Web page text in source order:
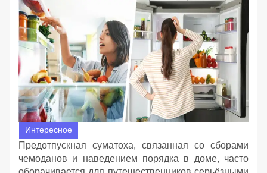
Интересное
Предотпускная суматоха, связанная со сборами
чемоданов и наведением порядка в доме, часто